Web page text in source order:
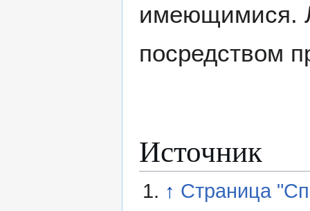
имеющимися.
посредством
Источник
↑ Страница